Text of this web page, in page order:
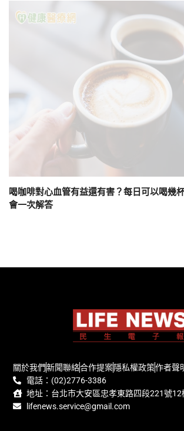
喝咖啡對心血管有益還有害？每日可以喝幾
會一次解答
關於我們新聞聯絡合作提案隱私權政策作者聲
電話：(02)2776-3386
地址：台北市大安區忠孝東路四段221號12
lifenews.service@gmail.com